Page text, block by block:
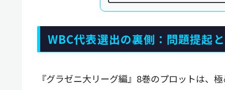
WBC代表選出の裏側：問題提起
『グラゼニ大リーグ編』8巻のプロットは、